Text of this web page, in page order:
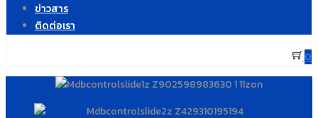
ข่าวสาร
ติดต่อเรา
0